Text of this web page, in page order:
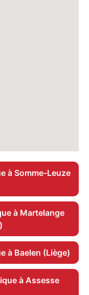
à Somme-Leuze
à Martelange
à Baelen (Liège)
à Assesse